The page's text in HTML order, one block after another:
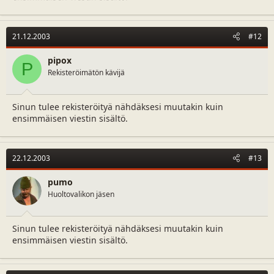
21.12.2003 #12
P pipox
Rekisteröimätön kävijä
Sinun tulee rekisteröityä nähdäksesi muutakin kuin
ensimmäisen viestin sisältö.
22.12.2003 #13
pumo
Huoltovalikon jäsen
Sinun tulee rekisteröityä nähdäksesi muutakin kuin
ensimmäisen viestin sisältö.